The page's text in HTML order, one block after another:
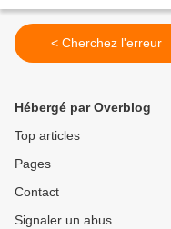
< Cherchez l'erreur
Hébergé par Overblog
Top articles
Pages
Contact
Signaler un abus